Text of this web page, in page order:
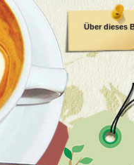
Über dieses